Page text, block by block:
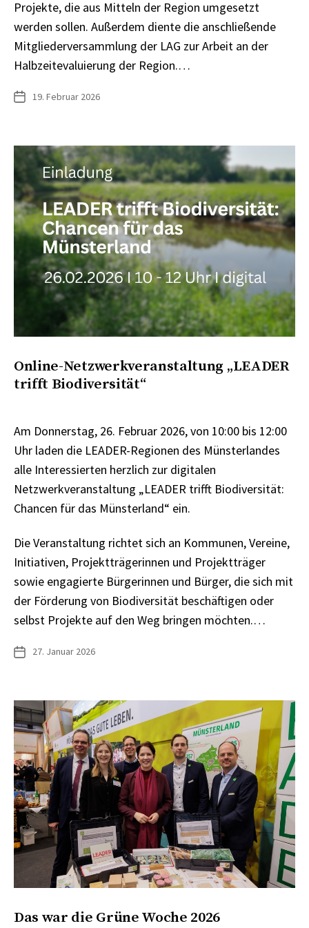
Projekte, die aus Mitteln der Region umgesetzt
werden sollen. Außerdem diente die anschließende
Mitgliederversammlung der LAG zur Arbeit an der
Halbzeitevaluierung der Region.…
Veröffentlichungsdatum
19. Februar 2026
Online-Netzwerkveranstaltung „LEADER
trifft Biodiversität“
Am Donnerstag, 26. Februar 2026, von 10:00 bis 12:00
Uhr laden die LEADER-Regionen des Münsterlandes
alle Interessierten herzlich zur digitalen
Netzwerkveranstaltung „LEADER trifft Biodiversität:
Chancen für das Münsterland“ ein.
Die Veranstaltung richtet sich an Kommunen, Vereine,
Initiativen, Projektträgerinnen und Projektträger
sowie engagierte Bürgerinnen und Bürger, die sich mit
der Förderung von Biodiversität beschäftigen oder
selbst Projekte auf den Weg bringen möchten.…
Veröffentlichungsdatum
27. Januar 2026
Das war die Grüne Woche 2026